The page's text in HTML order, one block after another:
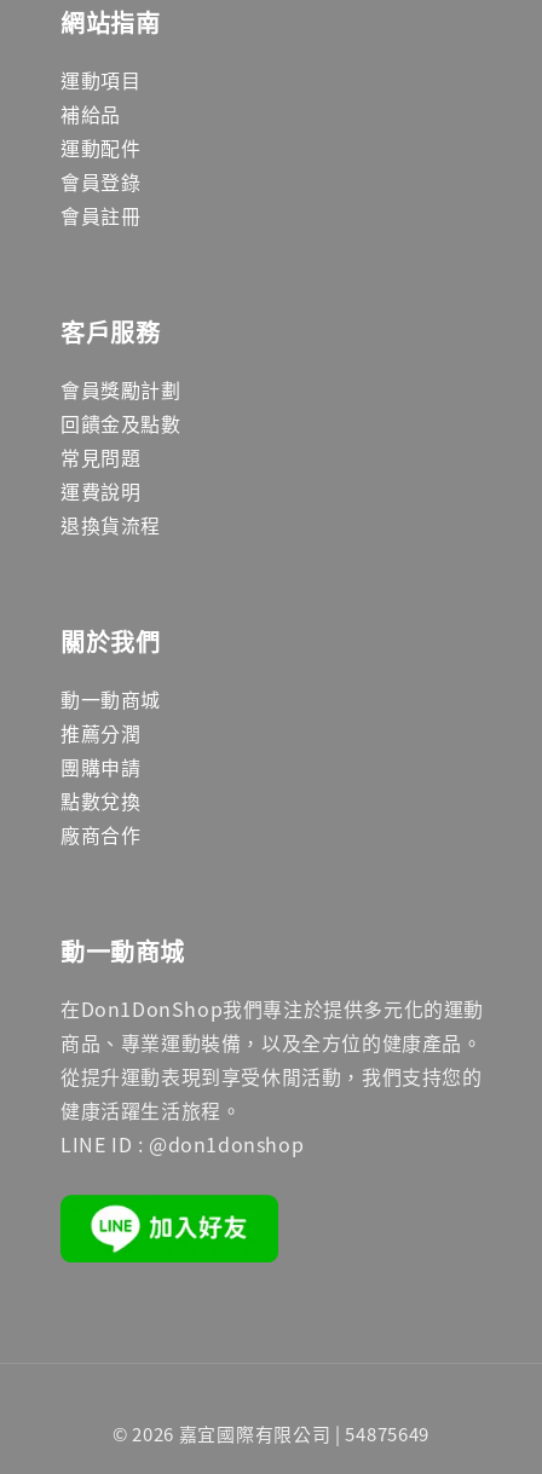
網站指南
運動項目
補給品
運動配件
會員登錄
會員註冊
客戶服務
會員獎勵計劃
回饋金及點數
常見問題
運費說明
退換貨流程
關於我們
動一動商城
推薦分潤
團購申請
點數兌換
廠商合作
動一動商城
在Don1DonShop我們專注於提供多元化的運動
商品、專業運動裝備，以及全方位的健康產品。
從提升運動表現到享受休閒活動，我們支持您的
健康活躍生活旅程。
LINE ID : @don1donshop
© 2026 嘉宜國際有限公司 | 54875649